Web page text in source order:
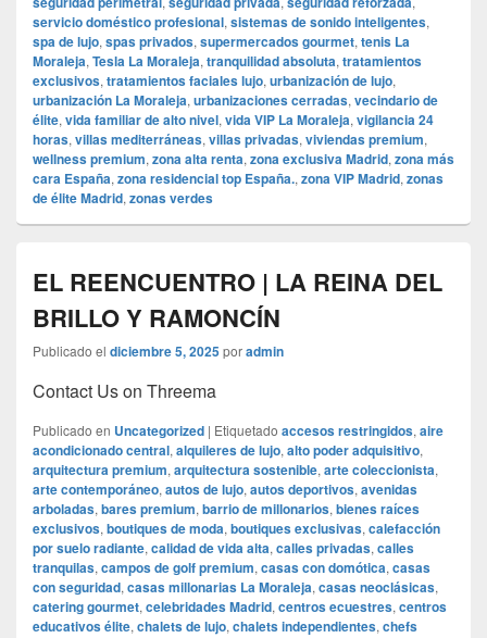
servicio doméstico profesional, sistemas de sonido inteligentes,
spa de lujo, spas privados, supermercados gourmet, tenis La
Moraleja, Tesla La Moraleja, tranquilidad absoluta, tratamientos
exclusivos, tratamientos faciales lujo, urbanización de lujo,
urbanización La Moraleja, urbanizaciones cerradas, vecindario de
élite, vida familiar de alto nivel, vida VIP La Moraleja, vigilancia 24
horas, villas mediterráneas, villas privadas, viviendas premium,
wellness premium, zona alta renta, zona exclusiva Madrid, zona más
cara España, zona residencial top España., zona VIP Madrid, zonas
de élite Madrid, zonas verdes
EL REENCUENTRO | LA REINA DEL
BRILLO Y RAMONCÍN
Publicado el diciembre 5, 2025poradmin
Contact Us on Threema
Publicado en Uncategorized | Etiquetado accesos restringidos, aire
acondicionado central, alquileres de lujo, alto poder adquisitivo,
arquitectura premium, arquitectura sostenible, arte coleccionista,
arte contemporáneo, autos de lujo, autos deportivos, avenidas
arboladas, bares premium, barrio de millonarios, bienes raíces
exclusivos, boutiques de moda, boutiques exclusivas, calefacción
por suelo radiante, calidad de vida alta, calles privadas, calles
tranquilas, campos de golf premium, casas con domótica, casas
con seguridad, casas millonarias La Moraleja, casas neoclásicas,
catering gourmet, celebridades Madrid, centros ecuestres, centros
educativos élite, chalets de lujo, chalets independientes, chefs